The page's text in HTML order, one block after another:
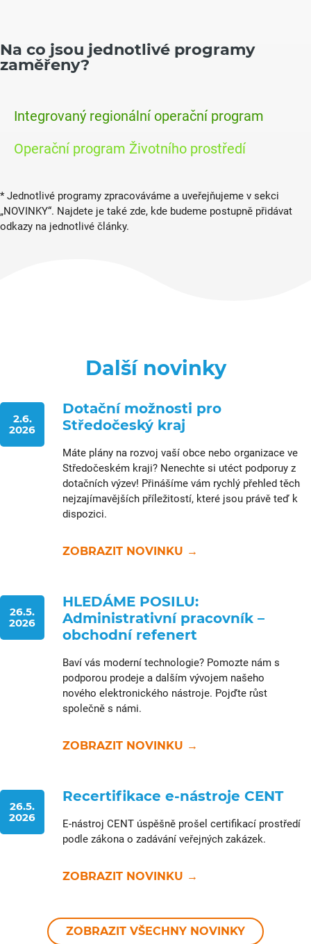
Na co jsou jednotlivé programy
zaměřeny?
Integrovaný regionální operační program
Operační program Životního prostředí
* Jednotlivé programy zpracováváme a uveřejňujeme v sekci
„NOVINKY“. Najdete je také zde, kde budeme postupně přidávat
odkazy na jednotlivé články.
Další novinky
2.6.
2026
Dotační možnosti pro
Středočeský kraj
Máte plány na rozvoj vaší obce nebo organizace ve
Středočeském kraji? Nenechte si utéct podporuy z
dotačních výzev! Přinášíme vám rychlý přehled těch
nejzajímavějších příležitostí, které jsou právě teď k
dispozici.
ZOBRAZIT NOVINKU →
26.5.
2026
HLEDÁME POSILU:
Administrativní pracovník –
obchodní refenert
Baví vás moderní technologie? Pomozte nám s
podporou prodeje a dalším vývojem našeho
nového elektronického nástroje. Pojďte růst
společně s námi.
ZOBRAZIT NOVINKU →
26.5.
2026
Recertifikace e-nástroje CENT
E-nástroj CENT úspěšně prošel certifikací prostředí
podle zákona o zadávání veřejných zakázek.
ZOBRAZIT NOVINKU →
ZOBRAZIT VŠECHNY NOVINKY